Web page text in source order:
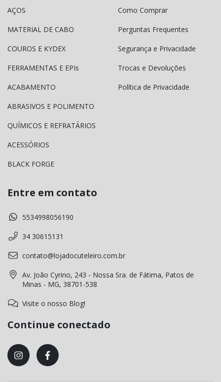
AÇOS
MATERIAL DE CABO
COUROS E KYDEX
FERRAMENTAS E EPIs
ACABAMENTO
ABRASIVOS E POLIMENTO
QUÍMICOS E REFRATÁRIOS
ACESSÓRIOS
BLACK FORGE
Como Comprar
Perguntas Frequentes
Segurança e Privacidade
Trocas e Devoluções
Política de Privacidade
Entre em contato
5534998056190
34 30615131
contato@lojadocuteleiro.com.br
Av. João Cyrino, 243 - Nossa Sra. de Fátima, Patos de
Minas - MG, 38701-538
Visite o nosso Blog!
Continue conectado